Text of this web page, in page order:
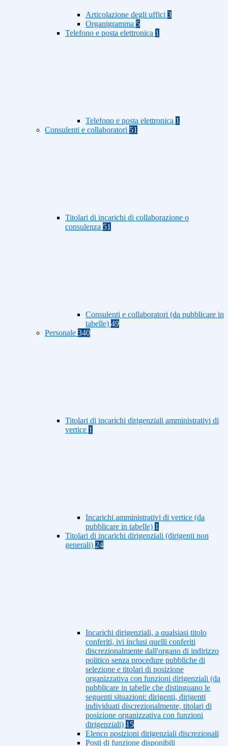
Articolazione degli uffici 3
Organigramma 5
Telefono e posta elettronica 1
Telefono e posta elettronica 1
Consulenti e collaboratori 51
Titolari di incarichi di collaborazione o
consulenza 51
Consulenti e collaboratori (da pubblicare in
tabelle) 49
Personale 340
Titolari di incarichi dirigenziali amministrativi di
vertice 1
Incarichi amministrativi di vertice (da
pubblicare in tabelle) 1
Titolari di incarichi dirigenziali (dirigenti non
generali) 24
Incarichi dirigenziali, a qualsiasi titolo
conferiti, ivi inclusi quelli conferiti
discrezionalmente dall'organo di indirizzo
politico senza procedure pubbliche di
selezione e titolari di posizione
organizzativa con funzioni dirigenziali (da
pubblicare in tabelle che distinguano le
seguenti situazioni: dirigenti, dirigenti
individuati discrezionalmente, titolari di
posizione organizzativa con funzioni
dirigenziali) 15
Elenco posizioni dirigenziali discrezionali
Posti di funzione disponibili